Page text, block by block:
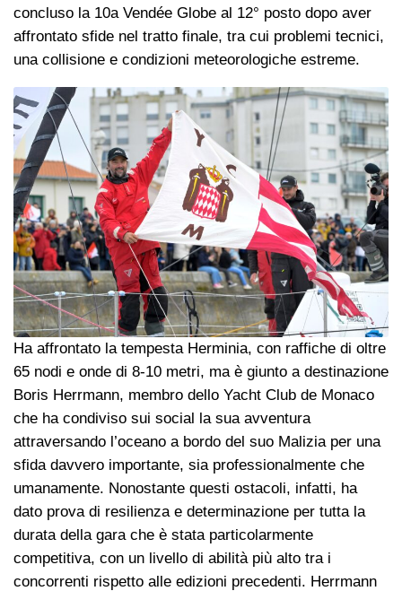
concluso la 10a Vendée Globe al 12° posto dopo aver
affrontato sfide nel tratto finale, tra cui problemi tecnici,
una collisione e condizioni meteorologiche estreme.
Ha affrontato la tempesta Herminia, con raffiche di oltre
65 nodi e onde di 8-10 metri, ma è giunto a destinazione
Boris Herrmann, membro dello Yacht Club de Monaco
che ha condiviso sui social la sua avventura
attraversando l’oceano a bordo del suo Malizia per una
sfida davvero importante, sia professionalmente che
umanamente. Nonostante questi ostacoli, infatti, ha
dato prova di resilienza e determinazione per tutta la
durata della gara che è stata particolarmente
competitiva, con un livello di abilità più alto tra i
concorrenti rispetto alle edizioni precedenti. Herrmann